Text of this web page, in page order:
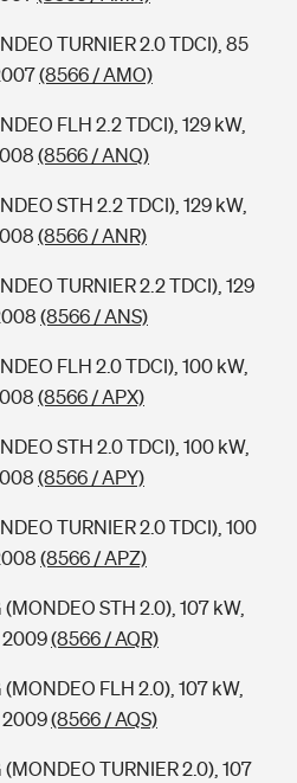
TURNIER 2.0 TDCI), 85
(8566 / AMO)
FLH 2.2 TDCI), 129 kW,
(8566 / ANQ)
STH 2.2 TDCI), 129 kW,
(8566 / ANR)
TURNIER 2.2 TDCI), 129
(8566 / ANS)
FLH 2.0 TDCI), 100 kW,
(8566 / APX)
STH 2.0 TDCI), 100 kW,
(8566 / APY)
TURNIER 2.0 TDCI), 100
(8566 / APZ)
STH 2.0), 107 kW,
2009(8566 / AQR)
FLH 2.0), 107 kW,
2009(8566 / AQS)
TURNIER 2.0), 107